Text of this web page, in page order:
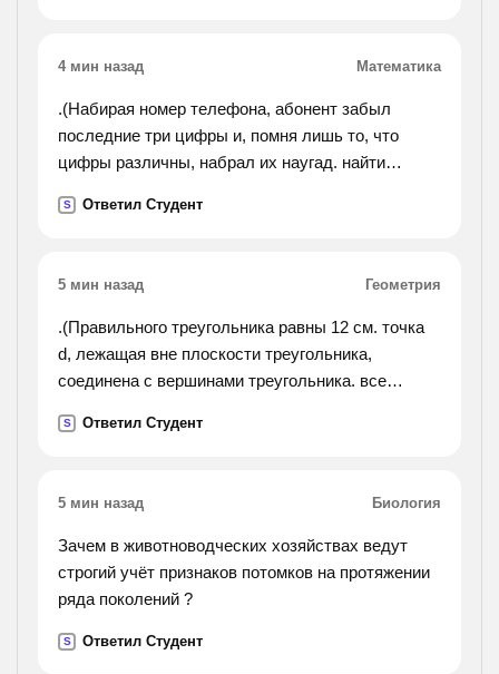
4 мин назад Математика
.(Набирая номер телефона, абонент забыл
последние три цифры и, помня лишь то, что
цифры различны, набрал их наугад. найти
S Ответил Студент
5 мин назад Геометрия
.(Правильного треугольника равны 12 см. точка
d, лежащая вне плоскости треугольника,
соединена с вершинами треугольника. все
45(градусов).найдите расстояние от точки d до:
такими: 1) 4√6. 2)2√15).
S Ответил Студент
5 мин назад Биология
Зачем в животноводческих хозяйствах ведут
строгий учёт признаков потомков на протяжении
ряда поколений ?
S Ответил Студент